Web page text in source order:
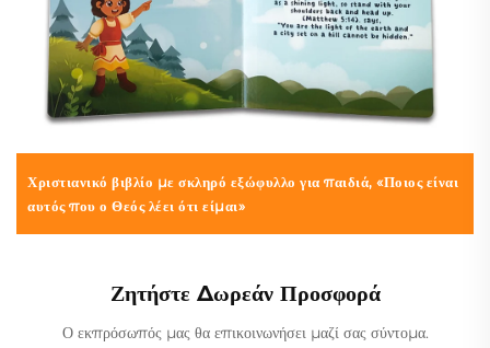
Χριστιανικό βιβλίο με σκληρό εξώφυλλο για παιδιά, «Ποιος είναι
αυτός που ο Θεός λέει ότι είμαι»
Ζητήστε Δωρεάν Προσφορά
Ο εκπρόσωπός μας θα επικοινωνήσει μαζί σας σύντομα.